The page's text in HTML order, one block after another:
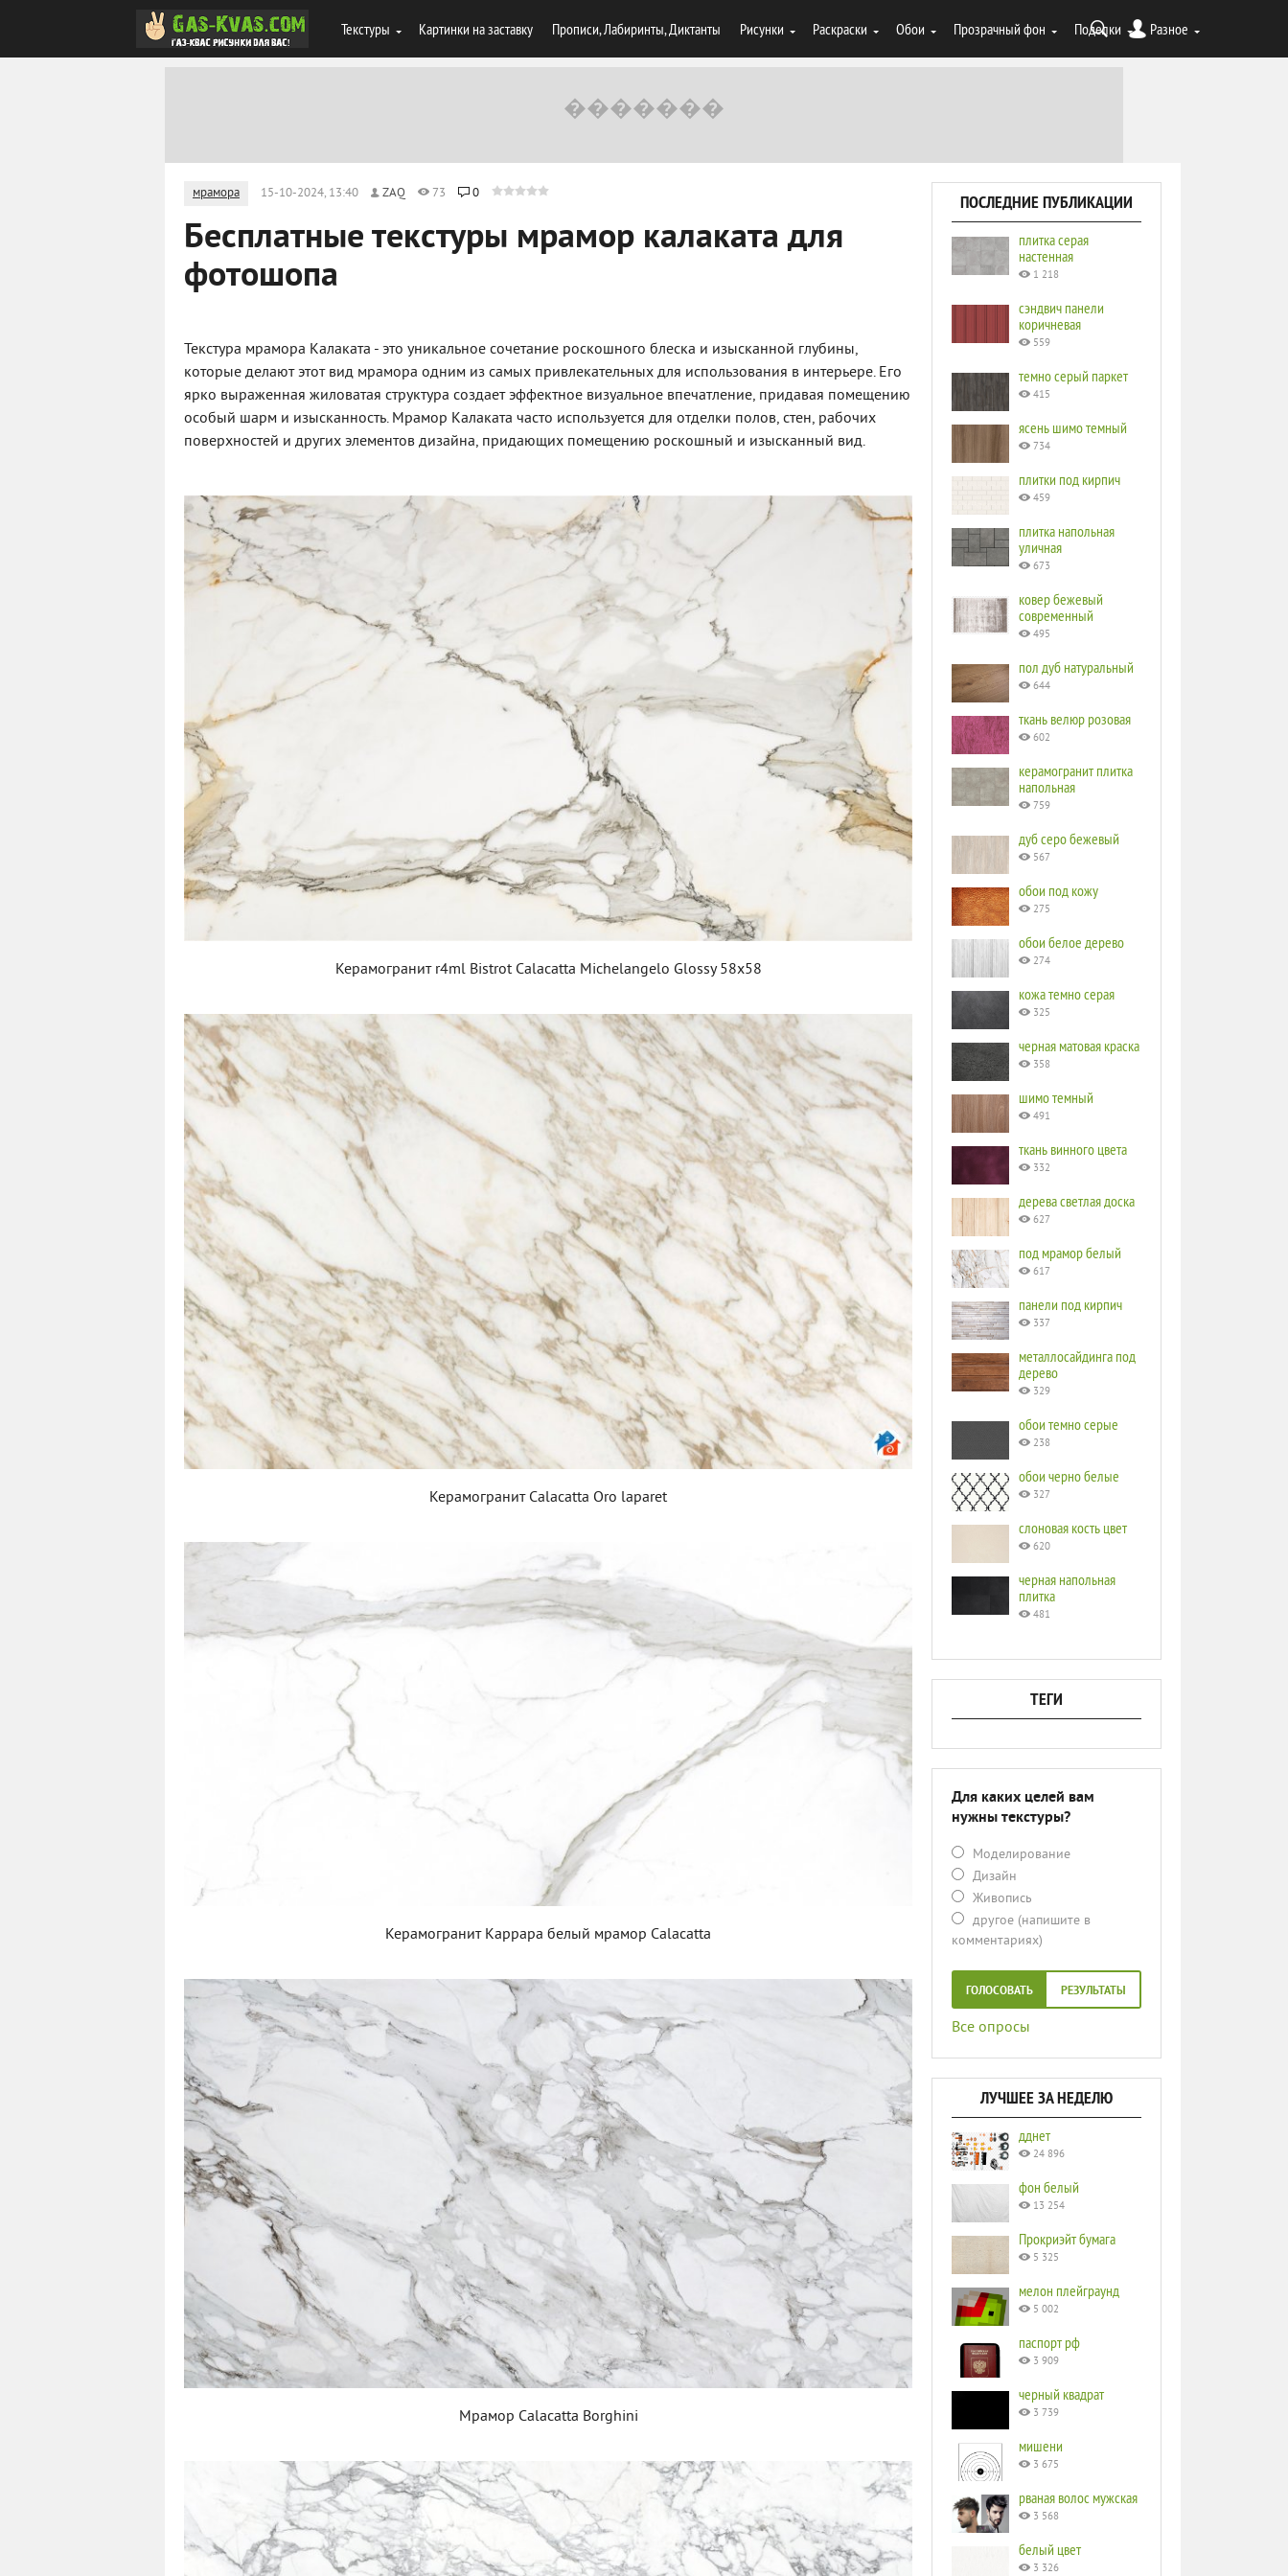
Текстуры Картинки на заставку Прописи, Лабиринты, Диктанты Рисунки Раскраски Обои Прозрачный фон Поделки Разное
мрамора 15-10-2024, 13:40 ZAQ 73 0
Бесплатные текстуры мрамор калаката для
фотошопа
Текстура мрамора Калаката - это уникальное сочетание роскошного блеска и изысканной глубины,
которые делают этот вид мрамора одним из самых привлекательных для использования в интерьере. Его
ярко выраженная жиловатая структура создает эффектное визуальное впечатление, придавая помещению
особый шарм и изысканность. Мрамор Калаката часто используется для отделки полов, стен, рабочих
поверхностей и других элементов дизайна, придающих помещению роскошный и изысканный вид.
Керамогранит r4ml Bistrot Calacatta Michelangelo Glossy 58х58
Керамогранит Calacatta Oro laparet
Керамогранит Каррара белый мрамор Calacatta
Мрамор Calacatta Borghini
ПОСЛЕДНИЕ ПУБЛИКАЦИИ
плитка серая
настенная
1 218
сэндвич панели
коричневая
559
темно серый паркет
415
ясень шимо темный
734
плитки под кирпич
459
плитка напольная
уличная
673
ковер бежевый
современный
495
пол дуб натуральный
644
ткань велюр розовая
602
керамогранит плитка
напольная
759
дуб серо бежевый
567
обои под кожу
275
обои белое дерево
274
кожа темно серая
325
черная матовая краска
358
шимо темный
491
ткань винного цвета
332
дерева светлая доска
627
под мрамор белый
617
панели под кирпич
337
металлосайдинга под
дерево
329
обои темно серые
238
обои черно белые
327
слоновая кость цвет
620
черная напольная
плитка
481
ТЕГИ
Для каких целей вам
нужны текстуры?
Моделирование
Дизайн
Живопись
другое (напишите в
комментариях)
ГОЛОСОВАТЬ РЕЗУЛЬТАТЫ
Все опросы
ЛУЧШЕЕ ЗА НЕДЕЛЮ
дднет
24 896
фон белый
13 254
Прокриэйт бумага
5 325
мелон плейграунд
5 002
паспорт рф
3 909
черный квадрат
3 739
мишени
3 675
рваная волос мужская
3 568
белый цвет
3 326